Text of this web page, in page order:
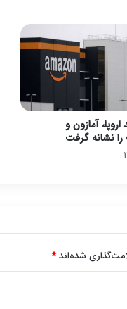
آمازون و
نشانه گرفت
شده‌اند*